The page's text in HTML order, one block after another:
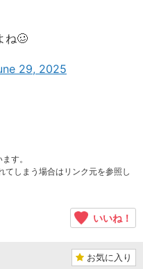
ね🥴
29, 2025
す。
てしまう場合はリンク元を参照し
いいね！
お気に入り